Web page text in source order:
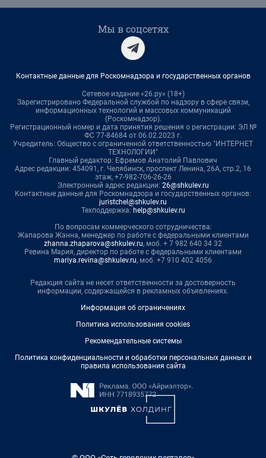
Мы в соцсетях
Контактные данные для Роскомнадзора и государственных органов
Сетевое издание «26.ру» (18+)
Зарегистрировано Федеральной службой по надзору в сфере связи,
информационных технологий и массовых коммуникаций
(Роскомнадзор).
Регистрационный номер и дата принятия решения о регистрации: ЭЛ №
ФС 77-84684 от 06.02.2023 г.
Учредитель: Общество с ограниченной ответственностью "ИНТЕРНЕТ
ТЕХНОЛОГИИ"
Главный редактор: Ефремов Анатолий Павлович
Адрес редакции: 454091, г. Челябинск, проспект Ленина, 26А, стр.2, 16
этаж, +7-982-706-26-26
Электронный адрес редакции: 26@shkulev.ru
Контактные данные для Роскомнадзора и государственных органов:
juristchel@shkulev.ru
Техподдержка: help@shkulev.ru
По вопросам коммерческого сотрудничества:
Жапарова Жанна, менеджер по работе с федеральными клиентами
zhanna.zhaparova@shkulev.ru, моб. + 7 982 640 34 32
Ревина Мария, директор по работе с федеральными клиентами
mariya.revina@shkulev.ru, моб. +7 910 402 4056
Редакция сайта не несет ответственности за достоверность
информации, содержащейся в рекламных объявлениях.
Информация об ограничениях
Политика использования cookies
Рекомендательные системы
Политика конфиденциальности и обработки персональных данных и
правила использования сайта